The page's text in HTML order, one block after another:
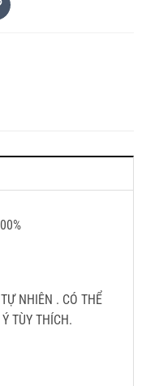
NHIÊN . CÓ THỂ
TÙY THÍCH.